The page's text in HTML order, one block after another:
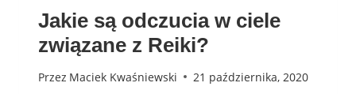
Jakie są odczucia w ciele
związane z Reiki?
Przez Maciek Kwaśniewski 21 października, 2020